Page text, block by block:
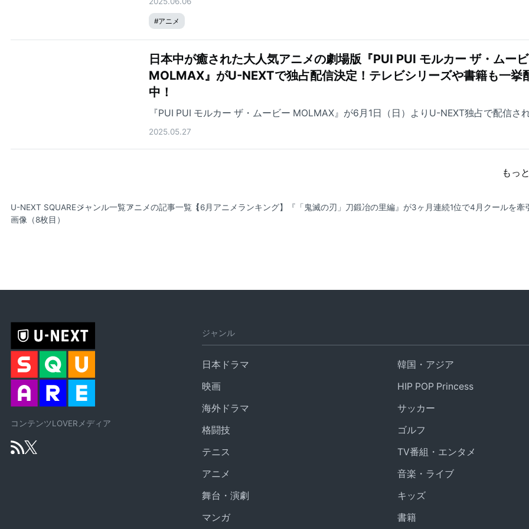
#アニメ
日本中が癒された大人気アニメの劇場版『PUI PUI モルカー ザ・ムー
MOLMAX』がU-NEXTで独占配信決定！テレビシリーズや書籍も一挙
中！
『PUI PUI モルカー ザ・ムービー MOLMAX』が6月1日（日）よりU-NEXT独占で配信され
2025.05.27
もっ
U-NEXT SQUAREジャンル一覧アニメの記事一覧 【6月アニメランキング】『「鬼滅の刃」刀鍛冶の里編』が3ヶ月連続1位で4月クールを牽
画像（8枚目）
コンテンツLOVERメディア
ジャンル
日本ドラマ
韓国・アジア
映画
HIP POP Princess
海外ドラマ
サッカー
格闘技
ゴルフ
テニス
TV番組・エンタメ
アニメ
音楽・ライブ
舞台・演劇
キッズ
マンガ
書籍